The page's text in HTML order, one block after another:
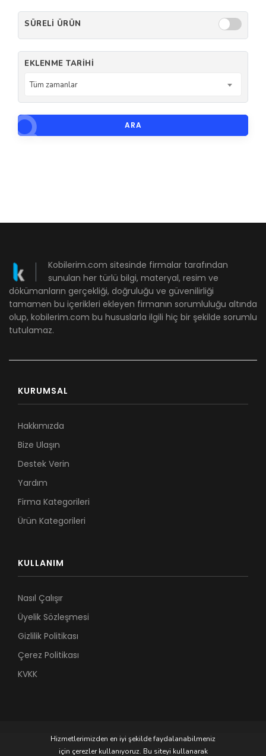
SÜRELI ÜRÜN
EKLENME TARIHI
Tüm zamanlar
ARA
Kobilerim.com sitesinde firmalar tarafından
sunulan her türlü bilgi, materyal, resim ve
dökümanların gerçekliği, doğruluğu ve güvenilirliği
tamamen bu içerikleri ekleyen firmanın sorumluluğu altında
olup, kobilerim.com bu hususlarla ilgili hiç bir şekilde sorumlu
tutulamaz.
KURUMSAL
Hakkımızda
Bize Ulaşın
Destek Verin
Yardım
Firma Kategorileri
Ürün Kategorileri
KULLANIM
Nasıl Çalışır
Üyelik Sözleşmesi
Gizlilik Politikası
Çerez Politikası
KVKK
Hizmetlerimizden en iyi şekilde faydalanabilmeniz
için çerezler kullanıyoruz. Bu siteyi kullanarak